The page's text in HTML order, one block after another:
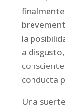
finalmente
la
a
conducta
Una